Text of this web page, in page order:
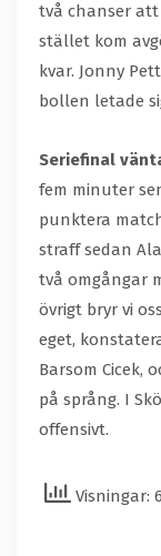
två chanser
stället kom
kvar. Jonny
bollen letade
Seriefinal
fem minuter
punktera
straff sedan
två omgångar
övrigt bryr vi
eget,
Barsom Cicek,
på språng. I
offensivt.
Visningar: